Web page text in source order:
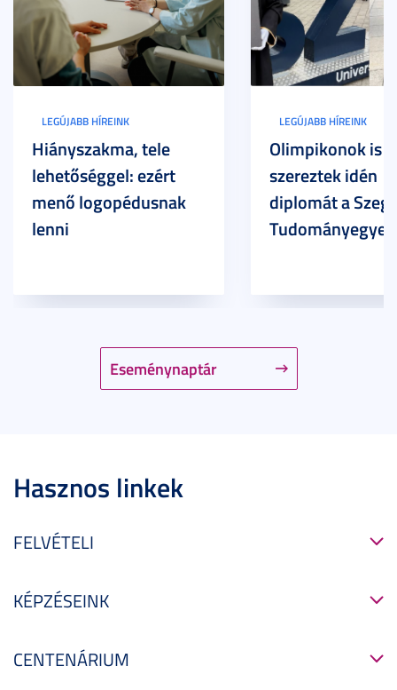
Eseménynaptár
LEGÚJABB HÍREINK
Hiányszakma, tele
lehetőséggel: ezért
menő logopédusnak
lenni
LEGÚJABB HÍREINK
Olimpikonok is
szereztek idén
diplomát a
Hasznos linkek
FELVÉTELI
KÉPZÉSEINK
CENTENÁRIUM